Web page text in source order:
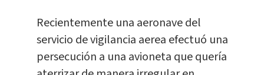
Recientemente una aeronave del
servicio de vigilancia aerea efectuó una
persecución a una avioneta que quería